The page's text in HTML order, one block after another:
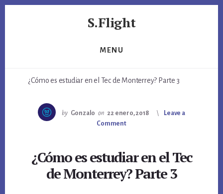
S.Flight
MENU
¿Cómo es estudiar en el Tec de Monterrey? Parte 3
by Gonzalo on 22 enero, 2018
Leave a
Comment
¿Cómo es estudiar en el Tec
de Monterrey? Parte 3